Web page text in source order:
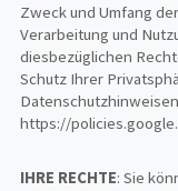
Zweck und Umfang
Verarbeitung und
diesbezüglichen
Schutz Ihrer
https://
IHRE RECHTE: Sie